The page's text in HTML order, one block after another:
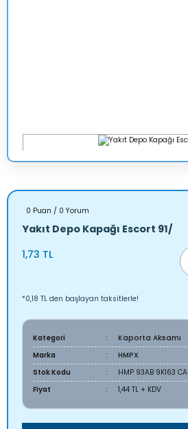
0 Puan / 0 Yorum
Yakıt Depo Kapağı Escort 91/
1,73 TL
*0,18 TL den başlayan taksitlerle!
Kategori
Kaporta Aksamı
Marka
HMPX
Stok Kodu
HMP 93AB 9K163 CA
Fiyat
1,44 TL + KDV